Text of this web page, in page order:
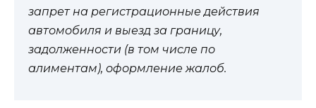
запрет на регистрационные действия
автомобиля и выезд за границу,
задолженности (в том числе по
алиментам), оформление жалоб.